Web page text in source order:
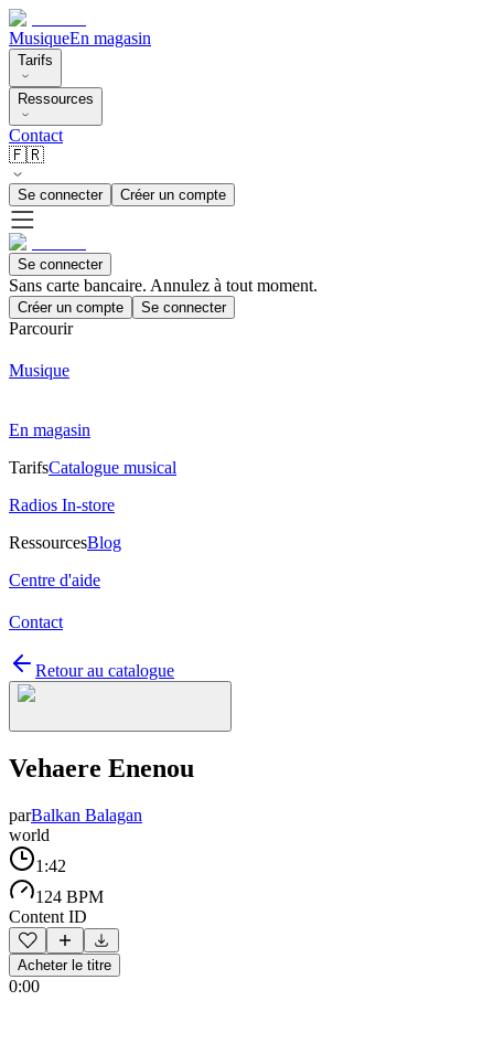
MusiqueEn magasin
Tarifs
Ressources
Contact
🇫🇷
Se connecter Créer un compte
Se connecter
Sans carte bancaire. Annulez à tout moment.
Créer un compte Se connecter
Parcourir
Musique
En magasin
TarifsCatalogue musical
Radios In-store
RessourcesBlog
Centre d'aide
Contact
Retour au catalogue
Vehaere Enenou
parBalkan Balagan
world
1:42
124 BPM
Content ID
Acheter le titre
0:00